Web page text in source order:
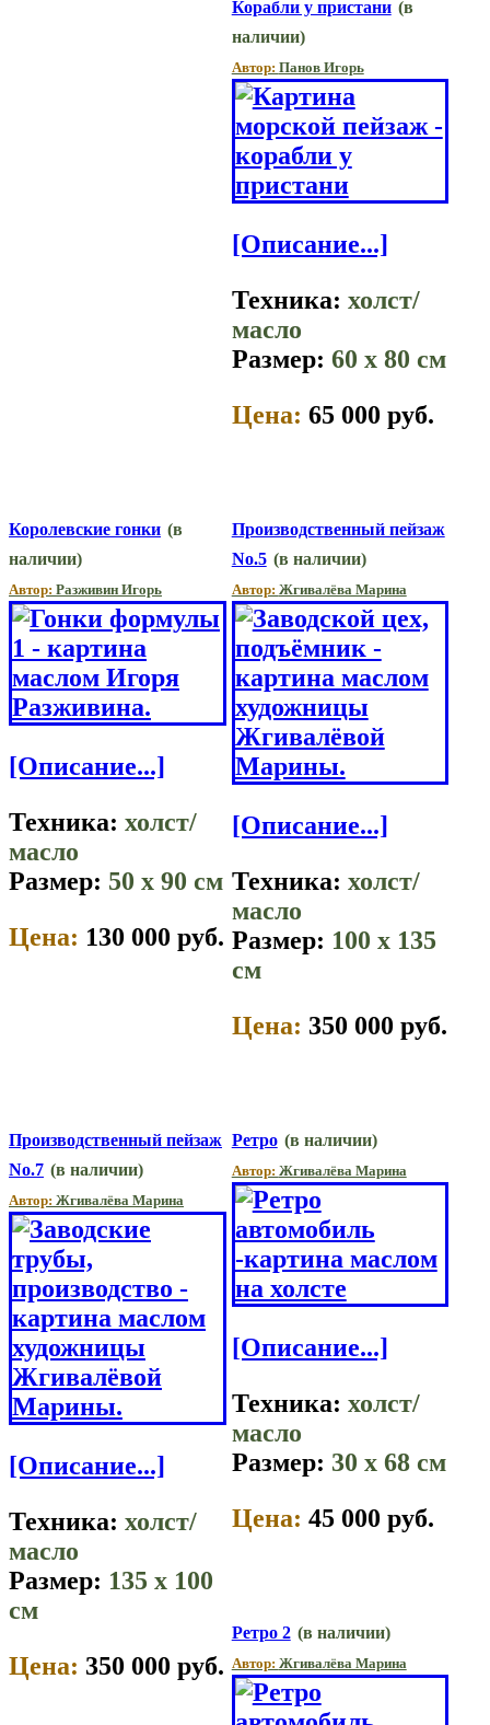
Корабли у пристани (в
наличии)
Автор: Панов Игорь
[Описание...]
Техника: холст/
масло
Размер: 60 x 80 см
Цена: 65 000 руб.
Королевские гонки (в
наличии)
Автор: Разживин Игорь
[Описание...]
Техника: холст/
масло
Размер: 50 x 90 см
Цена: 130 000 руб.
Производственный пейзаж
No.5 (в наличии)
Автор: Жгивалёва Марина
[Описание...]
Техника: холст/
масло
Размер: 100 x 135
см
Цена: 350 000 руб.
Производственный пейзаж
No.7 (в наличии)
Автор: Жгивалёва Марина
[Описание...]
Техника: холст/
масло
Размер: 135 x 100
см
Цена: 350 000 руб.
Ретро (в наличии)
Автор: Жгивалёва Марина
[Описание...]
Техника: холст/
масло
Размер: 30 x 68 см
Цена: 45 000 руб.
Ретро 2 (в наличии)
Автор: Жгивалёва Марина